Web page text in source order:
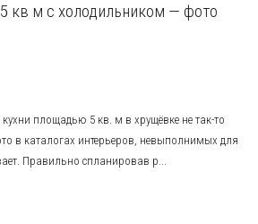
кв м с холодильником — фото
площадью 5 кв. м в хрущёвке не так-то
в каталогах интерьеров, невыполнимых для
Правильно спланировав р...